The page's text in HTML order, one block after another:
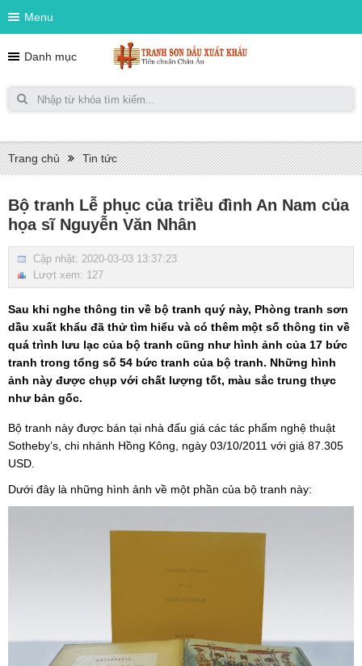
Menu
Danh mục
Trang chủ Tin tức
Bộ tranh Lễ phục của triều đình An Nam của
họa sĩ Nguyễn Văn Nhân
Cập nhật: 2020-03-03 13:37:23
Lượt xem: 127
Sau khi nghe thông tin về bộ tranh quý này, Phòng tranh sơn
dầu xuất khẩu đã thử tìm hiểu và có thêm một số thông tin về
quá trình lưu lạc của bộ tranh cũng như hình ảnh của 17 bức
tranh trong tổng số 54 bức tranh của bộ tranh. Những hình
ảnh này được chụp với chất lượng tốt, màu sắc trung thực
như bản gốc.
Bộ tranh này được bán tại nhà đấu giá các tác phẩm nghệ thuật
Sotheby’s, chi nhánh Hồng Kông, ngày 03/10/2011 với giá 87.305
USD.
Dưới đây là những hình ảnh về một phần của bộ tranh này: